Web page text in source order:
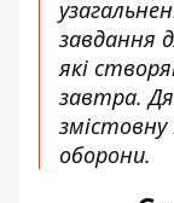
завдання
які
завтра.
змістовну
оборони.